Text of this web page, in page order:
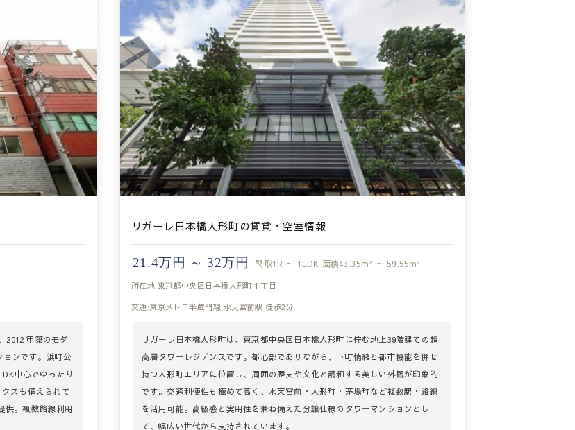
2012 年築のモダ
ョンです。浜町公
中心でゆったり
スも備えられて
供。複数路線利用
リガーレ日本橋人形町の賃貸・空室情報
21.4万円 ～ 32万円 間取1R ～ 1LDK 面積43.35m² ～ 59.55m²
所在地:東京都中央区日本橋人形町１丁目
交通:東京メトロ半蔵門線 水天宮前駅 徒歩2分
リガーレ日本橋人形町は、東京都中央区日本橋人形町に佇む地上39階建ての超
高層タワーレジデンスです。都心部でありながら、下町情緒と都市機能を併せ
持つ人形町エリアに位置し、周囲の歴史や文化と調和する美しい外観が印象的
です。交通利便性も極めて高く、水天宮前・人形町・茅場町など複数駅・路線
を活用可能。高級感と実用性を兼ね備えた分譲仕様のタワーマンションとし
て、幅広い世代から支持されています。